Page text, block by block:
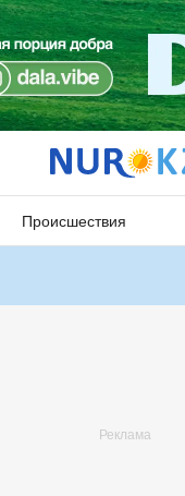
Происшествия